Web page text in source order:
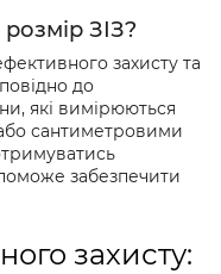
ЗІЗ?
захисту та
до
які вимірюються
сантиметровими
забезпечити
захисту: